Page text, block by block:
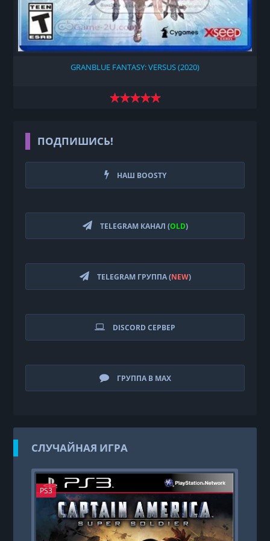
GRANBLUE FANTASY: VERSUS (2020)
ПОДПИШИСЬ!
НАШ BOOSTY
TELEGRAM КАНАЛ (OLD)
TELEGRAM ГРУППА (NEW)
DISCORD СЕРВЕР
ГРУППА В MAX
СЛУЧАЙНАЯ ИГРА
PS3